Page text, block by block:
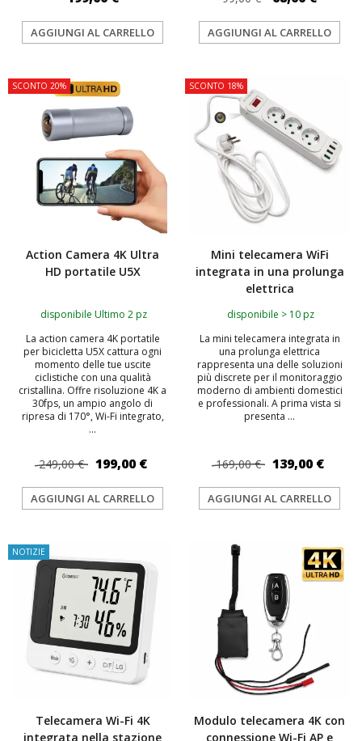
AGGIUNGI AL CARRELLO AGGIUNGI AL CARRELLO
SCONTO 20%
Action Camera 4K Ultra
HD portatile U5X
disponibile Ultimo 2 pz
La action camera 4K portatile
per bicicletta U5X cattura ogni
momento delle tue uscite
ciclistiche con una qualità
cristallina. Offre risoluzione 4K a
30fps, un ampio angolo di
ripresa di 170°, Wi-Fi integrato,
...
249,00 € 199,00 €
AGGIUNGI AL CARRELLO
SCONTO 18%
Mini telecamera WiFi
integrata in una prolunga
elettrica
disponibile > 10 pz
La mini telecamera integrata in
una prolunga elettrica
rappresenta una delle soluzioni
più discrete per il monitoraggio
moderno di ambienti domestici
e professionali. A prima vista si
presenta ...
169,00 € 139,00 €
AGGIUNGI AL CARRELLO
NOTIZIE
Telecamera Wi-Fi 4K
integrata nella stazione
Modulo telecamera 4K con
connessione Wi-Fi AP e